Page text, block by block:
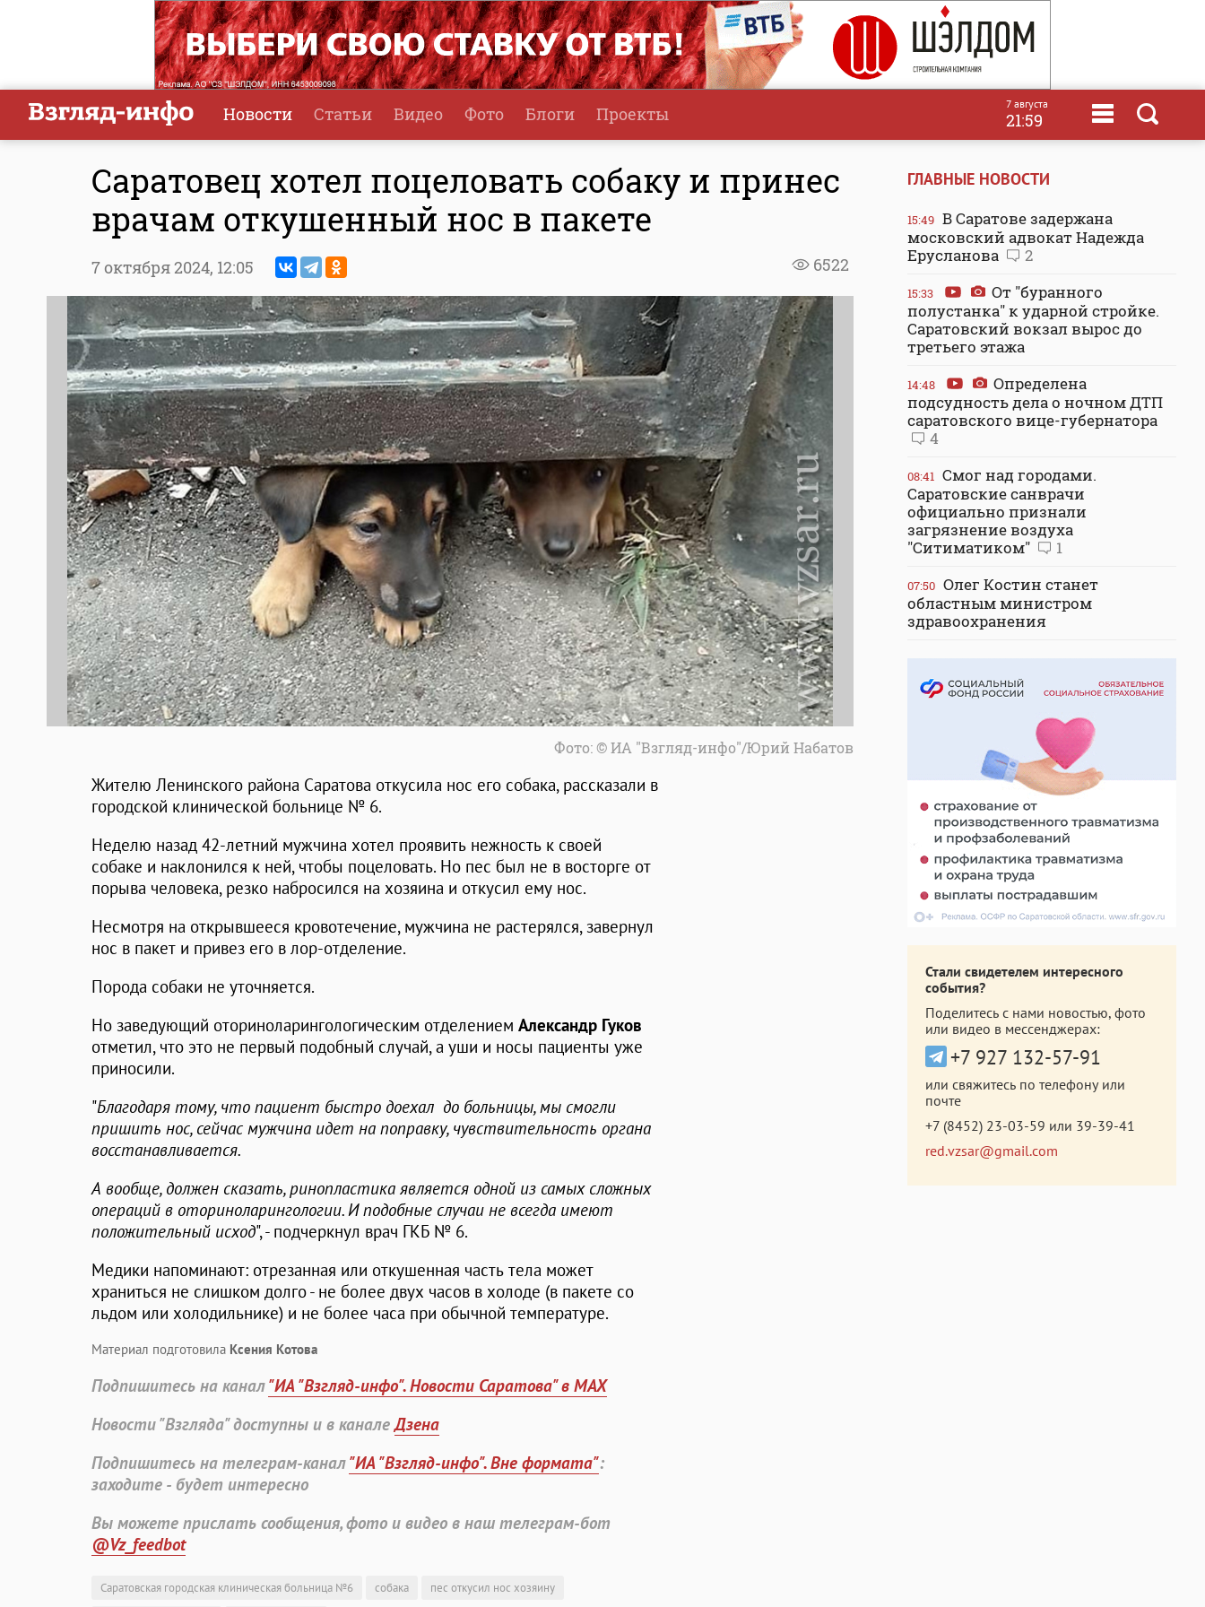
Новости Статьи Видео Фото Блоги Проекты 7 августа
21:59
Саратовец хотел поцеловать собаку и принес
врачам откушенный нос в пакете
6522
7 октября 2024, 12:05
Фото: © ИА "Взгляд-инфо"/Юрий Набатов
Жителю Ленинского района Саратова откусила нос его собака, рассказали в
городской клинической больнице № 6.
Неделю назад 42-летний мужчина хотел проявить нежность к своей
собаке и наклонился к ней, чтобы поцеловать. Но пес был не в восторге от
порыва человека, резко набросился на хозяина и откусил ему нос.
Несмотря на открывшееся кровотечение, мужчина не растерялся, завернул
нос в пакет и привез его в лор-отделение.
Порода собаки не уточняется.
Но заведующий оториноларингологическим отделением Александр Гуков
отметил, что это не первый подобный случай, а уши и носы пациенты уже
приносили.
"Благодаря тому, что пациент быстро доехал до больницы, мы смогли
пришить нос, сейчас мужчина идет на поправку, чувствительность органа
восстанавливается.
А вообще, должен сказать, ринопластика является одной из самых сложных
операций в оториноларингологии. И подобные случаи не всегда имеют
положительный исход", - подчеркнул врач ГКБ № 6.
Медики напоминают: отрезанная или откушенная часть тела может
храниться не слишком долго - не более двух часов в холоде (в пакете со
льдом или холодильнике) и не более часа при обычной температуре.
Материал подготовила Ксения Котова
Подпишитесь на канал"ИА "Взгляд-инфо". Новости Саратова" в MAX
Новости "Взгляда" доступны и в каналеДзена
Подпишитесь на телеграм-канал"ИА "Взгляд-инфо". Вне формата":
заходите - будет интересно
Вы можете прислать сообщения, фото и видео в наш телеграм-бот
@Vz_feedbot
Саратовская городская клиническая больница №6 собака пес откусил нос хозяину
ГЛАВНЫЕ НОВОСТИ
15:49 В Саратове задержана
московский адвокат Надежда
Ерусланова
2
15:33
От "буранного
полустанка" к ударной стройке.
Саратовский вокзал вырос до
третьего этажа
14:48
Определена
подсудность дела о ночном ДТП
саратовского вице-губернатора
4
08:41 Смог над городами.
Саратовские санврачи
официально признали
загрязнение воздуха
"Ситиматиком"
1
07:50 Олег Костин станет
областным министром
здравоохранения
Стали свидетелем интересного
события?
Поделитесь с нами новостью, фото
или видео в мессенджерах:
+7 927 132-57-91
или свяжитесь по телефону или
почте
+7 (8452) 23-03-59 или 39-39-41
red.vzsar@gmail.com